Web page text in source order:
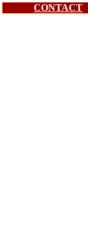
CONTACT